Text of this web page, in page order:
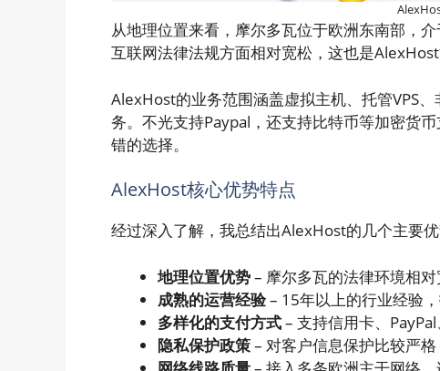
从地理位置来看，摩尔多瓦位于欧洲东南部，
互联网法律法规方面相对宽松，这也是
AlexHost的业务范围涵盖虚拟主机、托管VPS
务。不光支持Paypal，还支持比特币等加密货
错的选择。
AlexHost核心优势特点
经过深入了解，我总结出AlexHost的几个主要优
地理位置优势– 摩尔多瓦的法律环境相
成熟的运营经验– 15年以上的行业经验
多样化的支付方式– 支持信用卡、
隐私保护政策– 对客户信息保护比较严